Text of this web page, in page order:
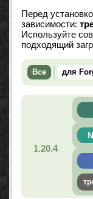
Перед
зависимости:
Используйте
подходящий
Все для
1.20.4